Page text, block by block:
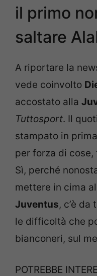
il primo
saltare
A riportare la
vede coinvolto
accostato alla
Tuttosport. Il
stampato in
per forza di
Sì, perché
mettere in cima
Juventus, c’è
le difficoltà che
bianconeri, sul
POTREBBE